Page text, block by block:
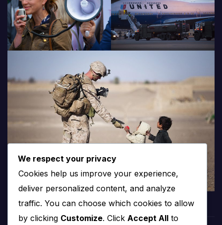
We respect your privacy
Cookies help us improve your experience,
deliver personalized content, and analyze
traffic. You can choose which cookies to allow
by clicking Customize. Click Accept All to